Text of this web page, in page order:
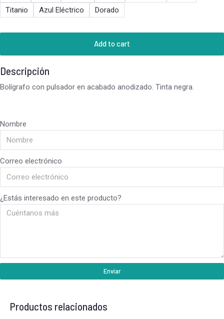
Titanio
Azul Eléctrico Dorado
Add to cart
Descripción
Bolígrafo con pulsador en acabado anodizado. Tinta negra.
Nombre
Correo electrónico
¿Estás interesado en este producto?
Enviar
Productos relacionados